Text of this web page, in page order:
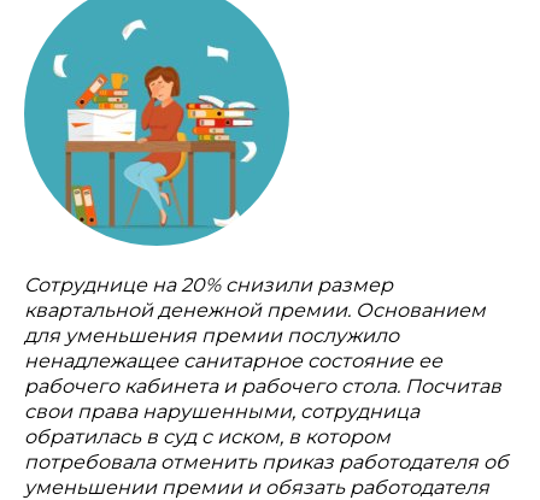
Сотруднице на 20% снизили размер
квартальной денежной премии. Основанием
для уменьшения премии послужило
ненадлежащее санитарное состояние ее
рабочего кабинета и рабочего стола. Посчитав
свои права нарушенными, сотрудница
обратилась в суд с иском, в котором
потребовала отменить приказ работодателя об
уменьшении премии и обязать работодателя